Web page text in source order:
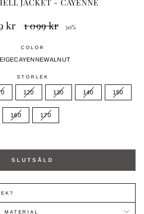
kr
Ordinarie
pris
1 099 kr
prisnivå
30%
COLOR
CAYENNEWALNUT
STORLEK
120 130 140 150
160 170
SLUTSÅLD
MATERIAL